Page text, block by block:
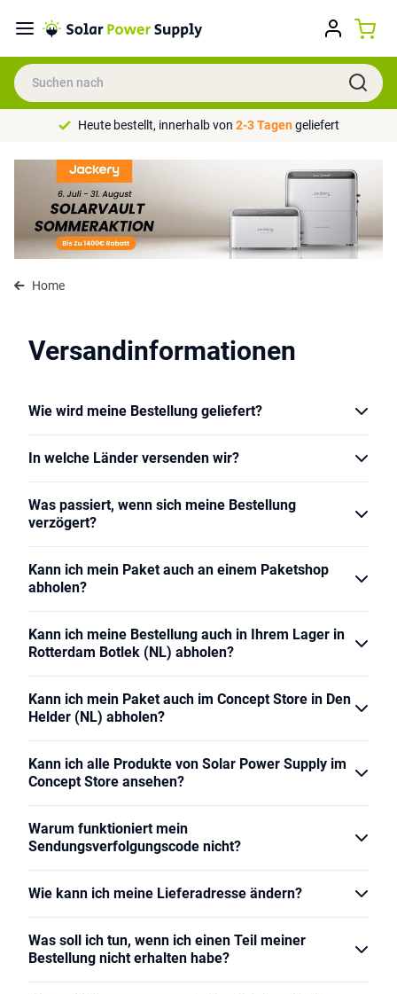
Heute bestellt, innerhalb von 2-3 Tagengeliefert
Home
Versandinformationen
Wie wird meine Bestellung geliefert?
In welche Länder versenden wir?
Was passiert, wenn sich meine Bestellung
verzögert?
Kann ich mein Paket auch an einem Paketshop
abholen?
Kann ich meine Bestellung auch in Ihrem Lager in
Rotterdam Botlek (NL) abholen?
Kann ich mein Paket auch im Concept Store in Den
Helder (NL) abholen?
Kann ich alle Produkte von Solar Power Supply im
Concept Store ansehen?
Warum funktioniert mein
Sendungsverfolgungscode nicht?
Wie kann ich meine Lieferadresse ändern?
Was soll ich tun, wenn ich einen Teil meiner
Bestellung nicht erhalten habe?